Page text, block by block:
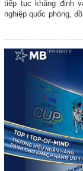
tiếp tục khẳng định
nghiệp quốc phòng,